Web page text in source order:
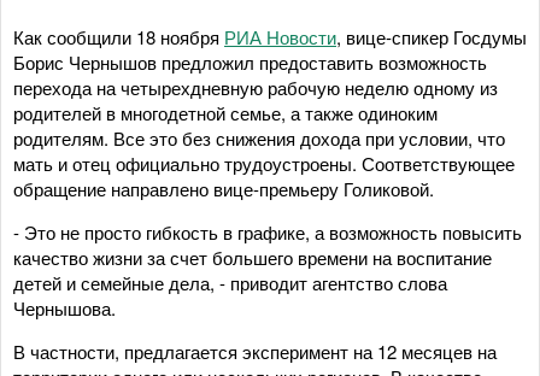
Как сообщили 18 ноября РИА Новости, вице-спикер Госдумы
Борис Чернышов предложил предоставить возможность
перехода на четырехдневную рабочую неделю одному из
родителей в многодетной семье, а также одиноким
родителям. Все это без снижения дохода при условии, что
мать и отец официально трудоустроены. Соответствующее
обращение направлено вице-премьеру Голиковой.
- Это не просто гибкость в графике, а возможность повысить
качество жизни за счет большего времени на воспитание
детей и семейные дела, - приводит агентство слова
Чернышова.
В частности, предлагается эксперимент на 12 месяцев на